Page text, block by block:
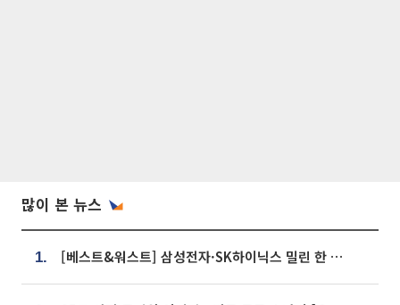
많이 본 뉴스
1. [베스트&워스트] 삼성전자·SK하이닉스 밀린 한 주…상상인증권은 85% 급등